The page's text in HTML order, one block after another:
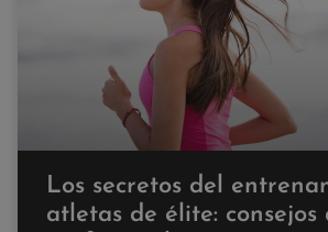
Los secretos del
atletas de élite: consejos